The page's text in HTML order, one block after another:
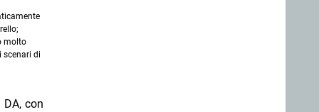
molto
scenari di
con